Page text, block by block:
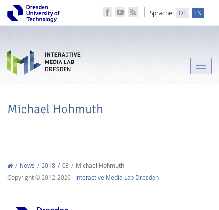
Sprache: DE EN
Toggle
Michael Hohmuth
News 2018 03
Michael Hohmuth
Copyright © 2012-2026 Interactive Media Lab Dresden